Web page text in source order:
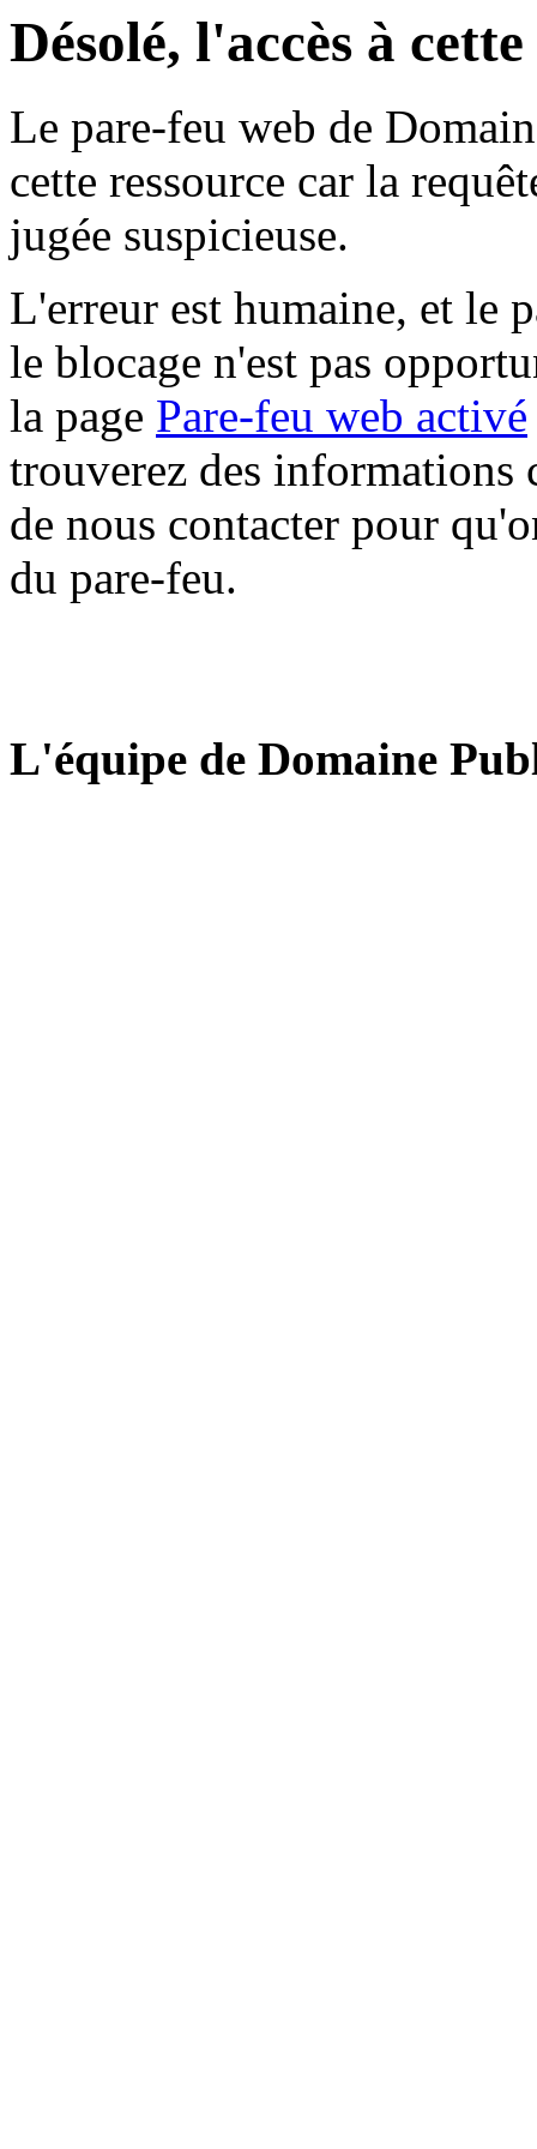
Désolé, l'accès à
Le pare-feu web de
cette ressource car la
jugée suspicieuse.
L'erreur est humaine, et le
le blocage n'est pas
la page Pare-feu web activé
trouverez des informations
de nous contacter pour
du pare-feu.
L'équipe de Domaine